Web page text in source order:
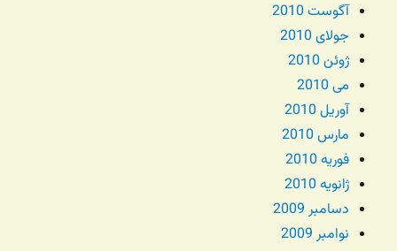
آگوست 2010
جولای 2010
ژوئن 2010
می 2010
آوریل 2010
مارس 2010
فوریه 2010
ژانویه 2010
دسامبر 2009
نوامبر 2009